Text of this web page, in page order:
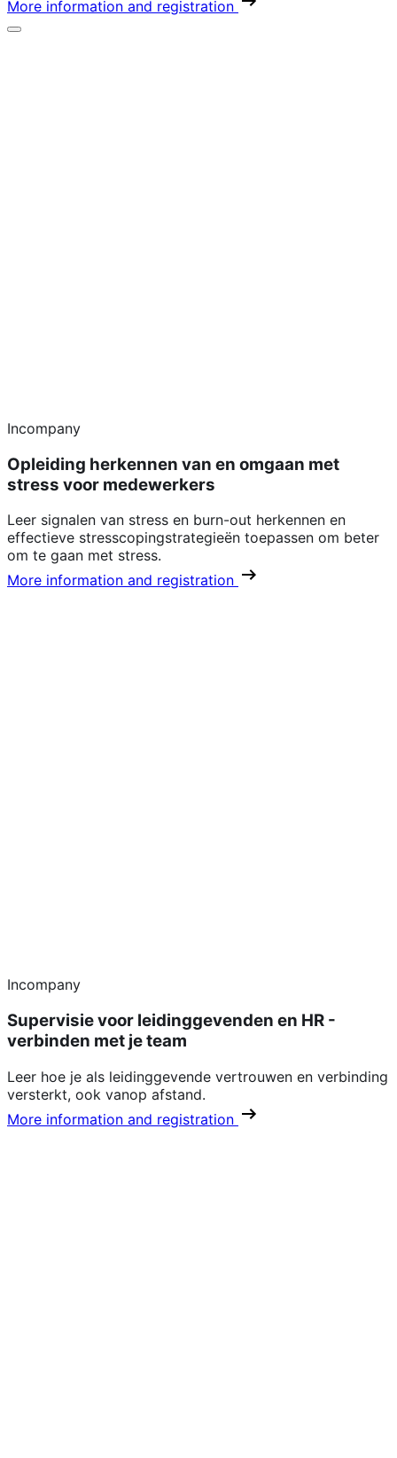
More information and registration
Incompany
Opleiding herkennen van en omgaan met
stress voor medewerkers
Leer signalen van stress en burn-out herkennen en
effectieve stresscopingstrategieën toepassen om beter
om te gaan met stress.
More information and registration
Incompany
Supervisie voor leidinggevenden en HR -
verbinden met je team
Leer hoe je als leidinggevende vertrouwen en verbinding
versterkt, ook vanop afstand.
More information and registration